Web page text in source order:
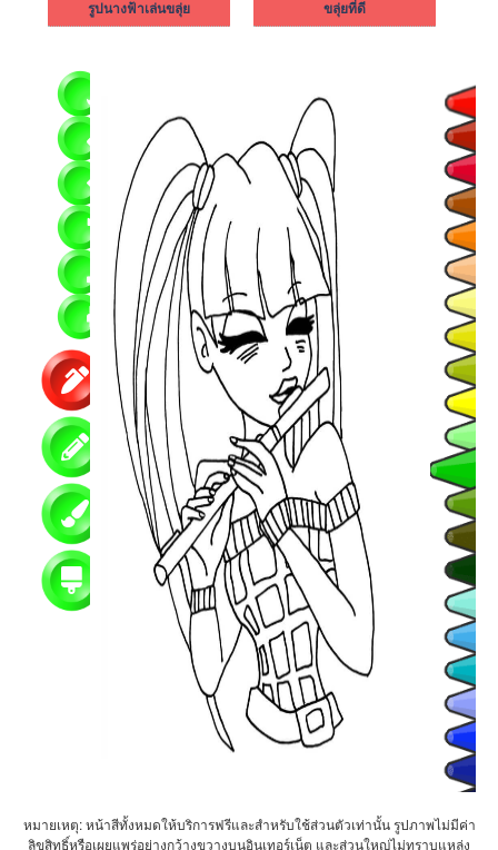
รูปนางฟ้าเล่นขลุ่ย ขลุ่ยที่ดี
หมายเหตุ: หน้าสีทั้งหมดให้บริการฟรีและสำหรับใช้ส่วนตัวเท่านั้น รูปภาพไม่มีค่า
ลิขสิทธิ์หรือเผยแพร่อย่างกว้างขวางบนอินเทอร์เน็ต และส่วนใหญ่ไม่ทราบแหล่ง